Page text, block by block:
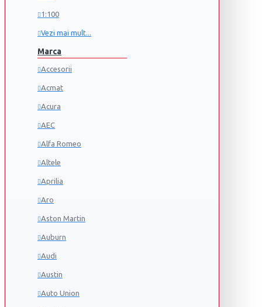
1:100
Vezi mai mult...
Marca
Accesorii
Acmat
Acura
AEC
Alfa Romeo
Altele
Aprilia
Aro
Aston Martin
Auburn
Audi
Austin
Auto Union